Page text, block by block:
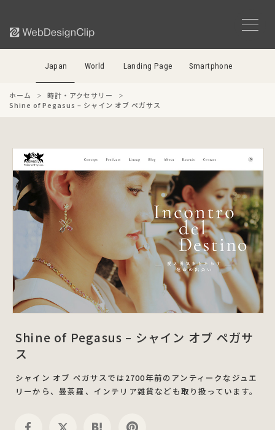
Japan World Landing Page Smartphone
ホーム
時計・アクセサリー
Shine of Pegasus – シャイン オブ ペガサス
Shine of Pegasus – シャイン オブ ペガサ
ス
シャイン オブ ペガサスでは2700年前のアンティークなジュエ
リーから、曼荼羅、インテリア雑貨なども取り扱っています。